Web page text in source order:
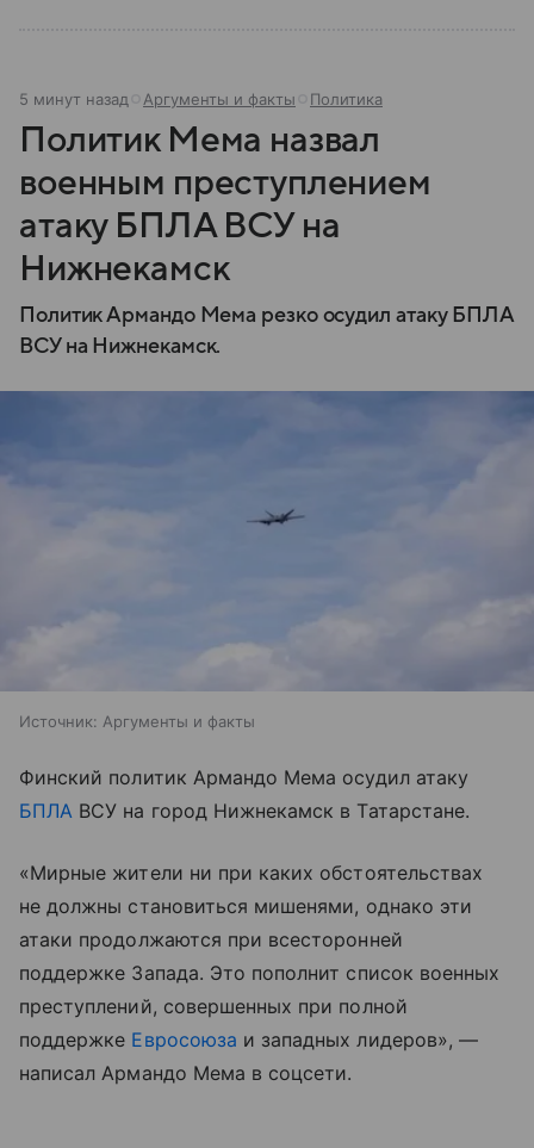
5 минут назад Аргументы и факты Политика
Политик Мема назвал
военным преступлением
атаку БПЛА ВСУ на
Нижнекамск
Политик Армандо Мема резко осудил атаку БПЛА
ВСУ на Нижнекамск.
Источник: Аргументы и факты
Финский политик Армандо Мема осудил атаку
БПЛА ВСУ на город Нижнекамск в Татарстане.
«Мирные жители ни при каких обстоятельствах
не должны становиться мишенями, однако эти
атаки продолжаются при всесторонней
поддержке Запада. Это пополнит список военных
преступлений, совершенных при полной
поддержке Евросоюза и западных лидеров», —
написал Армандо Мема в соцсети.